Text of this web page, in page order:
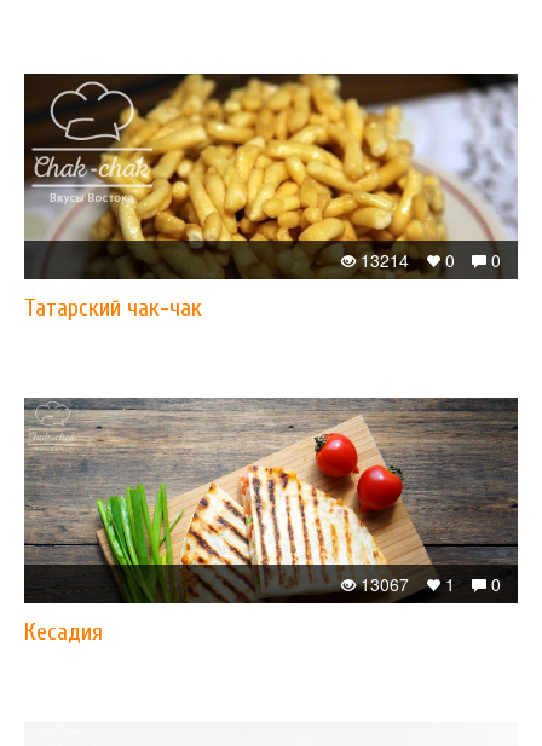
0
0
13214
Татарский чак-чак
0
1
13067
Кесадия